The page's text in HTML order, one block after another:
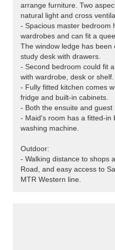
arrange furniture. Two
natural light and cross
- Spacious master bedroom
wardrobes and can fit a
The window ledge has
study desk with drawers.
- Second bedroom could fit
with wardrobe, desk or shelf.
- Fully fitted kitchen comes
fridge and built-in cabinets.
- Both the ensuite and
- Maid's room has a fitted-in
washing machine.
Outdoor:
- Walking distance to shops
Road, and easy access to
MTR Western line.